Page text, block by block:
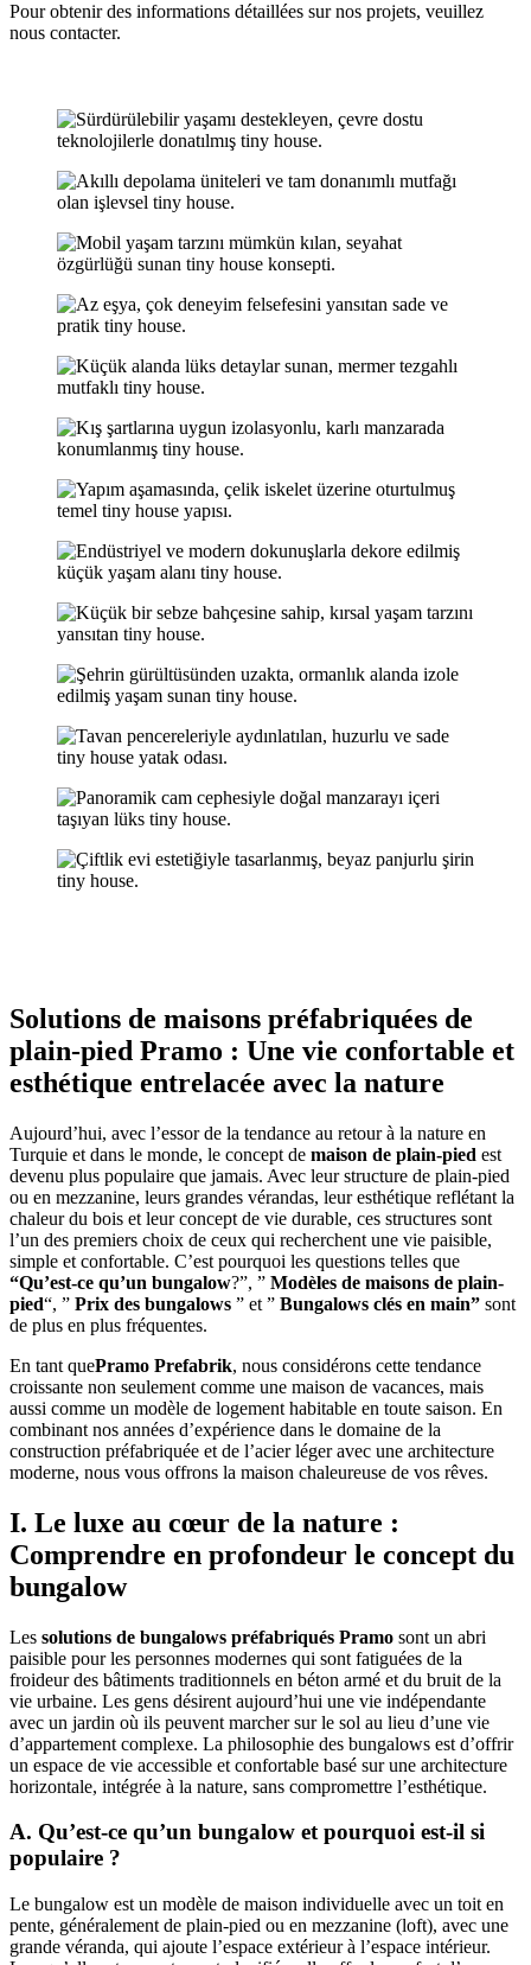
Pour obtenir des informations détaillées sur nos projets, veuillez
nous contacter.
Solutions de maisons préfabriquées de
plain-pied Pramo : Une vie confortable et
esthétique entrelacée avec la nature
Aujourd’hui, avec l’essor de la tendance au retour à la nature en
Turquie et dans le monde, le concept de maison de plain-pied est
devenu plus populaire que jamais. Avec leur structure de plain-pied
ou en mezzanine, leurs grandes vérandas, leur esthétique reflétant la
chaleur du bois et leur concept de vie durable, ces structures sont
l’un des premiers choix de ceux qui recherchent une vie paisible,
simple et confortable. C’est pourquoi les questions telles que
“Qu’est-ce qu’un bungalow?”, ” Modèles de maisons de plain-
pied“, ” Prix des bungalows ” et ” Bungalows clés en main” sont
de plus en plus fréquentes.
En tant quePramo Prefabrik, nous considérons cette tendance
croissante non seulement comme une maison de vacances, mais
aussi comme un modèle de logement habitable en toute saison. En
combinant nos années d’expérience dans le domaine de la
construction préfabriquée et de l’acier léger avec une architecture
moderne, nous vous offrons la maison chaleureuse de vos rêves.
I. Le luxe au cœur de la nature :
Comprendre en profondeur le concept du
bungalow
Les solutions de bungalows préfabriqués Pramo sont un abri
paisible pour les personnes modernes qui sont fatiguées de la
froideur des bâtiments traditionnels en béton armé et du bruit de la
vie urbaine. Les gens désirent aujourd’hui une vie indépendante
avec un jardin où ils peuvent marcher sur le sol au lieu d’une vie
d’appartement complexe. La philosophie des bungalows est d’offrir
un espace de vie accessible et confortable basé sur une architecture
horizontale, intégrée à la nature, sans compromettre l’esthétique.
A. Qu’est-ce qu’un bungalow et pourquoi est-il si
populaire ?
Le bungalow est un modèle de maison individuelle avec un toit en
pente, généralement de plain-pied ou en mezzanine (loft), avec une
grande véranda, qui ajoute l’espace extérieur à l’espace intérieur.